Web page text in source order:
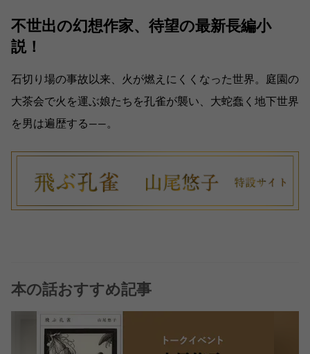
不世出の幻想作家、待望の最新長編小
説！
石切り場の事故以来、火が燃えにくくなった世界。庭園の
大茶会で火を運ぶ娘たちを孔雀が襲い、大蛇蠢く地下世界
を男は遍歴する――。
本の話おすすめ記事